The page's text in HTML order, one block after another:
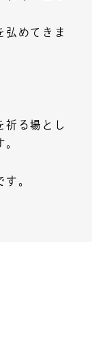
弘めてきま
祈る場とし
。